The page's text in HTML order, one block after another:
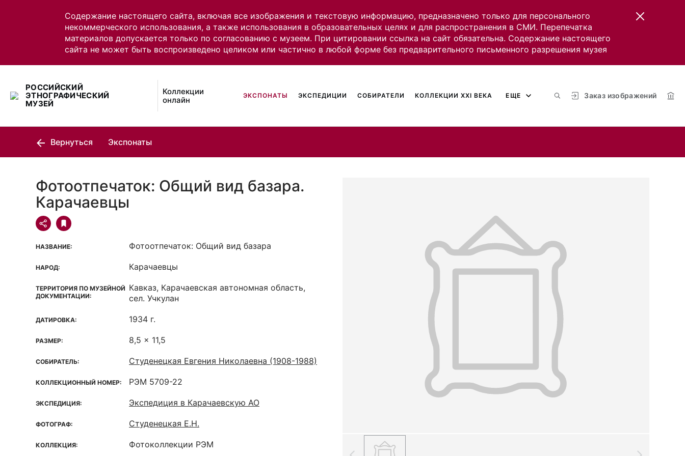
Содержание настоящего сайта, включая все изображения и текстовую информацию, предназначено только для персонального
некоммерческого использования, а также использования в образовательных целях и для распространения в СМИ. Перепечатка
материалов допускается только по согласованию с музеем. При цитировании ссылка на сайт обязательна. Содержание настоящего
сайта не может быть воспроизведено целиком или частично в любой форме без предварительного письменного разрешения музея
РОССИЙСКИЙ
ЭТНОГРАФИЧЕСКИЙ
МУЗЕЙ
Коллекции
онлайн
Заказ изображений
ЭКСПОНАТЫ ЭКСПЕДИЦИИ СОБИРАТЕЛИ КОЛЛЕКЦИИ XXI ВЕКА ЕЩЕ
Вернуться Экспонаты
Фотоотпечаток: Общий вид базара.
Карачаевцы
НАЗВАНИЕ: Фотоотпечаток: Общий вид базара
НАРОД: Карачаевцы
ТЕРРИТОРИЯ ПО МУЗЕЙНОЙ
ДОКУМЕНТАЦИИ:
Кавказ, Карачаевская автономная область,
сел. Учкулан
ДАТИРОВКА: 1934 г.
РАЗМЕР: 8,5 x 11,5
СОБИРАТЕЛЬ: Студенецкая Евгения Николаевна (1908-1988)
КОЛЛЕКЦИОННЫЙ НОМЕР: РЭМ 5709-22
ЭКСПЕДИЦИЯ: Экспедиция в Карачаевскую АО
ФОТОГРАФ: Студенецкая Е.Н.
КОЛЛЕКЦИЯ: Фотоколлекции РЭМ